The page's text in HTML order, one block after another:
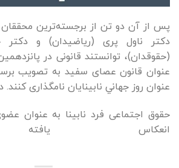
پس از آن دو تن از برجسته‌ترين محققان
دكتر ناول‌ پری (رياضيدان) و
(حقوقدان)، توانستند قانونی‌ در
عنوان قانون عصای سفيد به تصويب
عنوان روز جهاني نابينايان نامگذاری كنند.
حقوق اجتماعی فرد نابينا به عنوان
انعكاس